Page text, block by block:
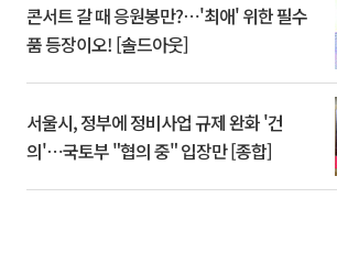
콘서트 갈 때 응원봉만?⋯'최애' 위한 필수
품 등장이오! [솔드아웃]
서울시, 정부에 정비사업 규제 완화 '건
의'⋯국토부 "협의 중" 입장만 [종합]